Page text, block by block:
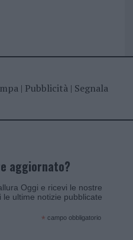
| Pubblicità| Segnala
aggiornato?
Oggi e ricevi le nostre
ultime notizie pubblicate
* campo obbligatorio